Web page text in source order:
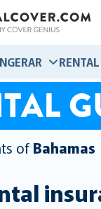
of Bahamas